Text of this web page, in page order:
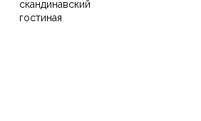
скандинавский
гостиная